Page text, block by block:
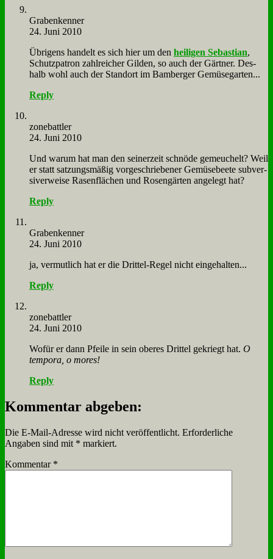
Gra­ben­ken­ner
24. Juni 2010
Üb­ri­gens han­delt es sich hier um den hei­li­gen Se­ba­sti­an,
Schutz­pa­tron zahl­rei­cher Gil­den, so auch der Gärt­ner. Des­
halb wohl auch der Stand­ort im Bam­ber­ger Ge­mü­se­gar­ten...
Reply
zone­batt­ler
24. Juni 2010
Und war­um hat man den sei­ner­zeit schnö­de ge­meu­chelt? Weil
er statt sat­zungs­mä­ßig vor­ge­schrie­be­ner Ge­mü­se­bee­te sub­ver­
si­ve­r­wei­se Ra­sen­flä­chen und Ro­sen­gär­ten an­ge­legt hat?
Reply
Gra­ben­ken­ner
24. Juni 2010
ja, ver­mut­lich hat er die Drit­tel-Re­gel nicht ein­ge­hal­ten...
Reply
zone­batt­ler
24. Juni 2010
Wo­für er dann Pfei­le in sein obe­res Drit­tel ge­kriegt hat. O
tem­po­ra, o mo­res!
Reply
Kommentar abgeben:
Die E-Mail-Adresse wird nicht veröffentlicht. Erforderliche
Angaben sind mit * markiert.
Kommentar *